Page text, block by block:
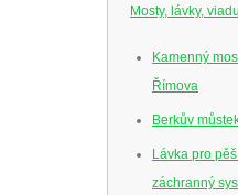
Mosty, lávky,
Kamenný
Římova
Berkův
Lávka pro
záchranný